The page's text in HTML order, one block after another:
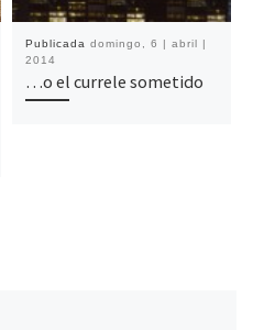
Publicada domingo, 6 | abril |
2014
…o el currele sometido